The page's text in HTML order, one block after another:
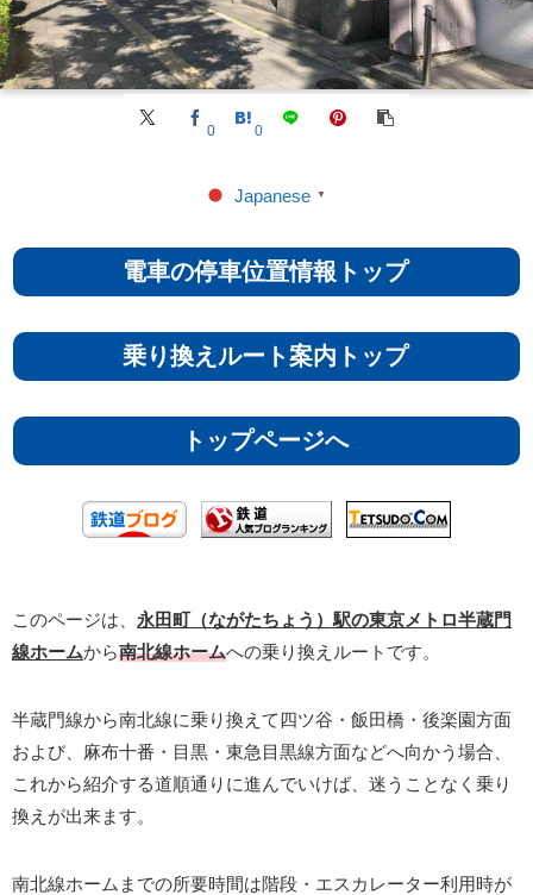
0 0
Japanese ▼
電車の停車位置情報トップ
乗り換えルート案内トップ
トップページへ
このページは、 永田町（ながたちょう）駅の東京メトロ半蔵門
線ホームから南北線ホームへの乗り換えルートです。
半蔵門線から南北線に乗り換えて四ツ谷・飯田橋・後楽園方面
および、麻布十番・目黒・東急目黒線方面などへ向かう場合、
これから紹介する道順通りに進んでいけば、迷うことなく乗り
換えが出来ます。
南北線ホームまでの所要時間は階段・エスカレーター利用時が